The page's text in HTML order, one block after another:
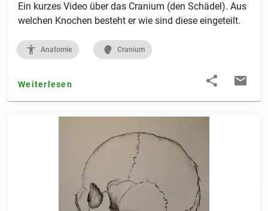
Ein kurzes Video über das Cranium (den Schädel). Aus
welchen Knochen besteht er wie sind diese eingeteilt.
Anatomie Cranium
Weiterlesen